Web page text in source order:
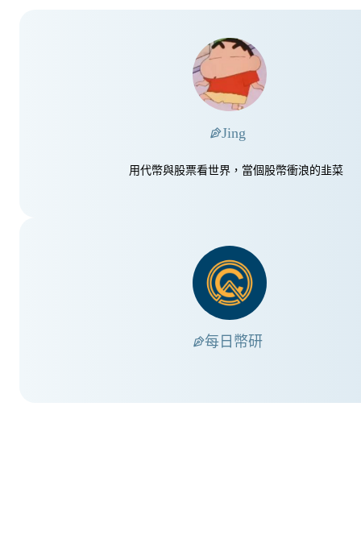
Jing
用代幣與股票看世界，當個股幣衝浪的韭菜
每日幣研